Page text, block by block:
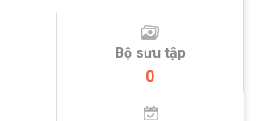
Bộ sưu tập
0